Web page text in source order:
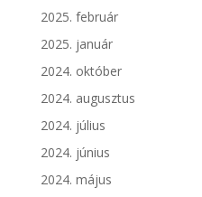
2025. február
2025. január
2024. október
2024. augusztus
2024. július
2024. június
2024. május